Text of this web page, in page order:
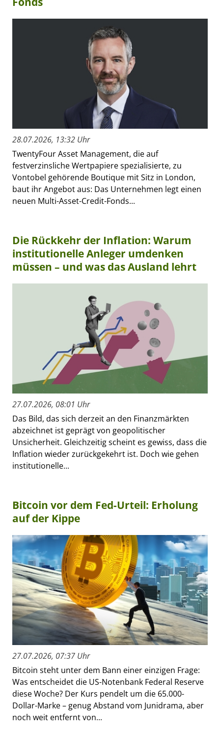
28.07.2026, 13:32 Uhr
TwentyFour Asset Management, die auf
festverzinsliche Wertpapiere spezialisierte, zu
Vontobel gehörende Boutique mit Sitz in London,
baut ihr Angebot aus: Das Unternehmen legt einen
neuen Multi-Asset-Credit-Fonds...
Die Rückkehr der Inflation: Warum
institutionelle Anleger umdenken
müssen – und was das Ausland lehrt
27.07.2026, 08:01 Uhr
Das Bild, das sich derzeit an den Finanzmärkten
abzeichnet ist geprägt von geopolitischer
Unsicherheit. Gleichzeitig scheint es gewiss, dass die
Inflation wieder zurückgekehrt ist. Doch wie gehen
institutionelle...
Bitcoin vor dem Fed-Urteil: Erholung
auf der Kippe
27.07.2026, 07:37 Uhr
Bitcoin steht unter dem Bann einer einzigen Frage:
Was entscheidet die US-Notenbank Federal Reserve
diese Woche? Der Kurs pendelt um die 65.000-
Dollar-Marke – genug Abstand vom Junidrama, aber
noch weit entfernt von...